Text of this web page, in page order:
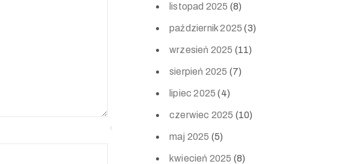
listopad 2025 (8)
październik 2025 (3)
wrzesień 2025 (11)
sierpień 2025 (7)
lipiec 2025 (4)
czerwiec 2025 (10)
maj 2025 (5)
kwiecień 2025 (8)